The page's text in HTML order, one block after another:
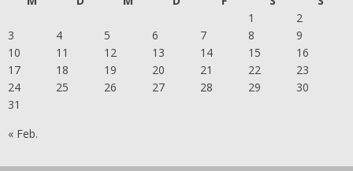
1
2
3
4 5 6 7 8
9
10
11 12 13 14 15
16
17
18 19 20 21 22
23
24
25 26 27 28 29
30
31
« Feb.